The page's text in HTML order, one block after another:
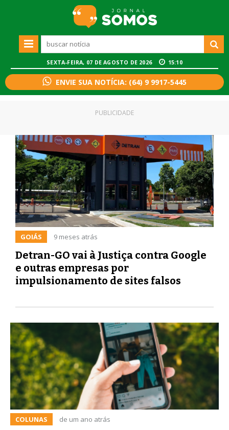
SEXTA-FEIRA, 07 DE AGOSTO DE 2026 15:10
ENVIE SUA NOTÍCIA: (64) 9 9917-5445
GOIÁS 9 meses atrás
Detran-GO vai à Justiça contra Google
e outras empresas por
impulsionamento de sites falsos
PUBLICIDADE
COLUNAS de um ano atrás